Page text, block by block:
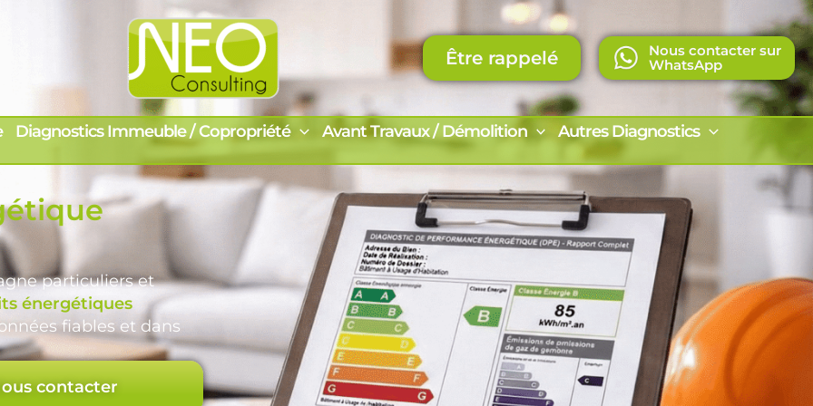
Être rappelé
Nous contacter sur
WhatsApp
Diagnostics Immeuble / Copropriété Avant Travaux / Démolition
Autres Diagnostics
particuliers et
énergétiques
fiables et dans
contacter